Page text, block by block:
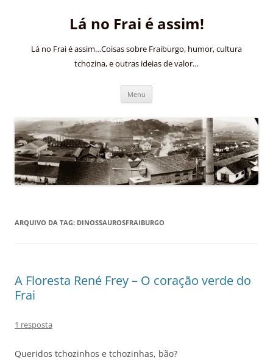
Lá no Frai é assim!
Lá no Frai é assim…Coisas sobre Fraiburgo, humor, cultura
tchozina, e outras ideias de valor…
Menu
ARQUIVO DA TAG: DINOSSAUROSFRAIBURGO
A Floresta René Frey – O coração verde do
Frai
1 resposta
Queridos tchozinhos e tchozinhas, bão?